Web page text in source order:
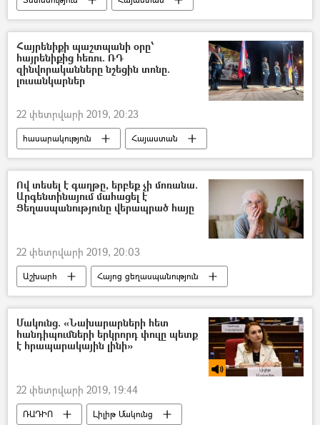
Ամերիկայի Միացյալ Նահանգներ
Կենտրոնական բանկ (ԿԲ)
Հայրենիքի պաշտպանի օրը՝
հայրենիքից հեռու. ՌԴ
զինվորականները նշեցին տոնը.
լուսանկարներ
22 փետրվարի 2019, 20:23
հասարակություն
Հայաստան
Ռուսաստան
Աշխարհ
Գյումրի
ՀՀ պաշտպանության նախարարություն (ՊՆ)
Ով տեսել է գաղթը, երբեք չի մոռանա.
Արգենտինայում մահացել է
Ցեղասպանությունը վերապրած հայը
22 փետրվարի 2019, 20:03
Աշխարհ
Հայոց ցեղասպանություն
Էքսկլյուզիվ
Հայաստան
Մակունց. «Նախարարների հետ
հանդիպումների երկրորդ փուլը պետք
է հրապարակային լինի»
22 փետրվարի 2019, 19:44
ՌԱԴԻՈ Լիլիթ Մակունց